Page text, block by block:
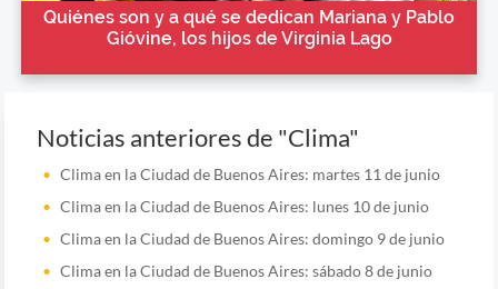
Quiénes son y a qué se dedican Mariana y Pablo
Gióvine, los hijos de Virginia Lago
Noticias anteriores de "Clima"
Clima en la Ciudad de Buenos Aires: martes 11 de junio
Clima en la Ciudad de Buenos Aires: lunes 10 de junio
Clima en la Ciudad de Buenos Aires: domingo 9 de junio
Clima en la Ciudad de Buenos Aires: sábado 8 de junio